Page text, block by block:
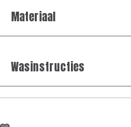
Materiaal
Wasinstructies